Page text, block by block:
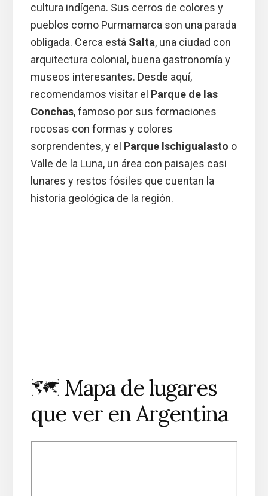
cultura indígena. Sus cerros de colores y
pueblos como Purmamarca son una parada
obligada. Cerca está Salta, una ciudad con
arquitectura colonial, buena gastronomía y
museos interesantes. Desde aquí,
recomendamos visitar el Parque de las
Conchas, famoso por sus formaciones
rocosas con formas y colores
sorprendentes, y el Parque Ischigualasto o
Valle de la Luna, un área con paisajes casi
lunares y restos fósiles que cuentan la
historia geológica de la región.
🗺️ Mapa de lugares
que ver en Argentina